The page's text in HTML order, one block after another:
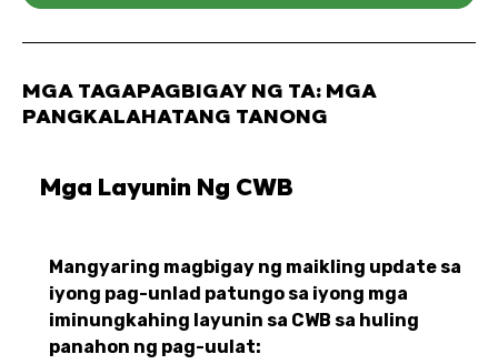
MGA TAGAPAGBIGAY NG TA: MGA
PANGKALAHATANG TANONG
Mga Layunin Ng CWB
Mangyaring magbigay ng maikling update sa
iyong pag-unlad patungo sa iyong mga
iminungkahing layunin sa CWB sa huling
panahon ng pag-uulat: